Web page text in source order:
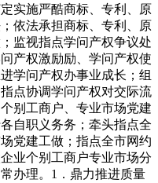
实施严酷商标、专利、原
依法承担商标、专利、原
监视指点学问产权争议处
产权激励励、学问产权使
学问产权办事业成长；组
点协调学问产权对交际流
别工商户、专业市场党建
自职义务务；牵头指点全
党建工做；指点全市网约
业个别工商户专业市场分
办理。1．鼎力推进质量